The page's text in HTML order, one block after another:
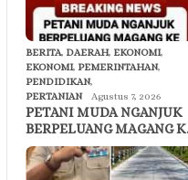
BERITA, DAERAH, EKONOMI,
EKONOMI, PEMERINTAHAN,
PENDIDIKAN,
PERTANIAN
Agustus 7, 2026
PETANI MUDA NGANJUK
BERPELUANG MAGANG